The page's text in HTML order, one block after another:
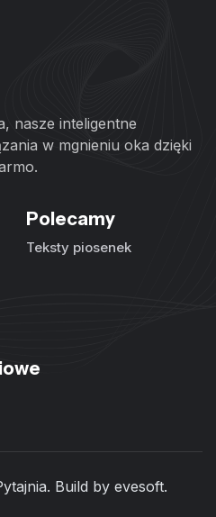
nasze inteligentne
w mgnieniu oka dzięki
Polecamy
Teksty piosenek
Build by evesoft.